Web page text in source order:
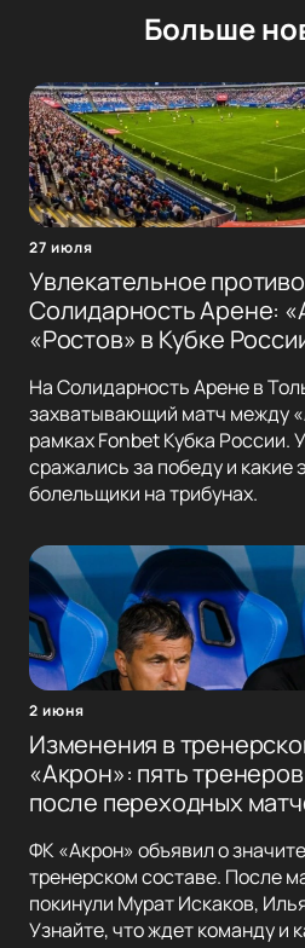
Больше
27 июля
Увлекательное
Солидарность Арене:
«Ростов» в Кубке
На Солидарность Арене в
захватывающий матч между
рамках Fonbet Кубка России.
сражались за победу и какие
болельщики на трибунах.
2 июня
Изменения в
«Акрон»: пять
после переходных
ФК «Акрон» объявил о
тренерском составе. После
покинули Мурат Искаков,
Узнайте, что ждет команду и